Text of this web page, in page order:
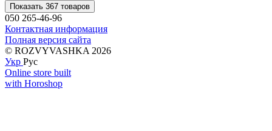
Показать 367 товаров
050 265-46-96
Контактная информация
Полная версия сайта
© ROZVYVASHKA 2026
Укр Рус
Online store built
with Horoshop